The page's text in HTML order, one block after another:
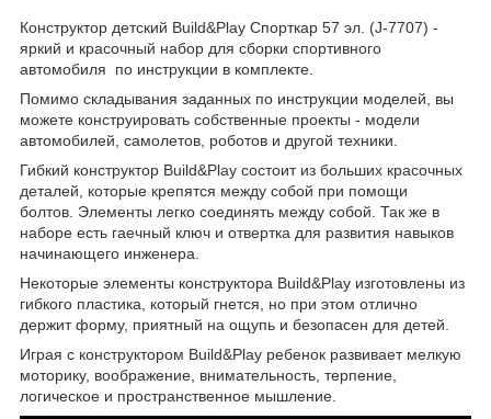
Конструктор детский Build&Play Спорткар 57 эл. (J-7707) -
яркий и красочный набор для сборки спортивного
автомобиля по инструкции в комплекте.
Помимо складывания заданных по инструкции моделей, вы
можете конструировать собственные проекты - модели
автомобилей, самолетов, роботов и другой техники.
Гибкий конструктор Build&Play состоит из больших красочных
деталей, которые крепятся между собой при помощи
болтов. Элементы легко соединять между собой. Так же в
наборе есть гаечный ключ и отвертка для развития навыков
начинающего инженера.
Некоторые элементы конструктора Build&Play изготовлены из
гибкого пластика, который гнется, но при этом отлично
держит форму, приятный на ощупь и безопасен для детей.
Играя с конструктором Build&Play ребенок развивает мелкую
моторику, воображение, внимательность, терпение,
логическое и пространственное мышление.